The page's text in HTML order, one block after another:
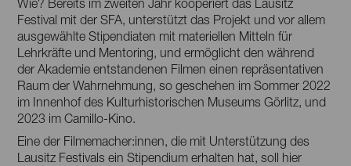
Wie? Bereits im zweiten Jahr kooperiert das Lausitz
Festival mit der SFA, unterstützt das Projekt und vor allem
ausgewählte Stipendiaten mit materiellen Mitteln für
Lehrkräfte und Mentoring, und ermöglicht den während
der Akademie entstandenen Filmen einen repräsentativen
Raum der Wahrnehmung, so geschehen im Sommer 2022
im Innenhof des Kulturhistorischen Museums Görlitz, und
2023 im Camillo-Kino.
Eine der Filmemacher:innen, die mit Unterstützung des
Lausitz Festivals ein Stipendium erhalten hat, soll hier